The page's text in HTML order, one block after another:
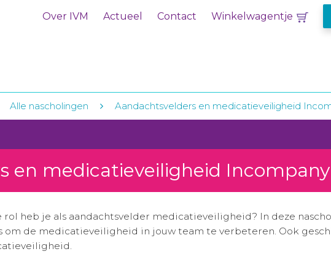
Over IVM Actueel Contact Winkelwagentje
Alle nascholingen Aandachtsvelders en medicatieveiligheid
en medicatieveiligheid Incompany
rol heb je als aandachtsvelder medicatieveiligheid? In deze
om de medicatieveiligheid in jouw team te verbeteren. Ook